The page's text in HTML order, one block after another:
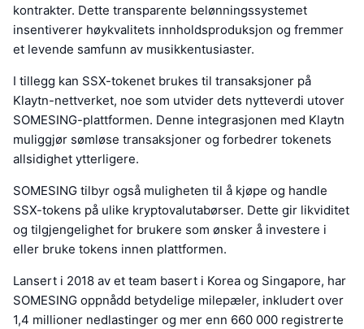
kontrakter. Dette transparente belønningssystemet
insentiverer høykvalitets innholdsproduksjon og fremmer
et levende samfunn av musikkentusiaster.
I tillegg kan SSX-tokenet brukes til transaksjoner på
Klaytn-nettverket, noe som utvider dets nytteverdi utover
SOMESING-plattformen. Denne integrasjonen med Klaytn
muliggjør sømløse transaksjoner og forbedrer tokenets
allsidighet ytterligere.
SOMESING tilbyr også muligheten til å kjøpe og handle
SSX-tokens på ulike kryptovalutabørser. Dette gir likviditet
og tilgjengelighet for brukere som ønsker å investere i
eller bruke tokens innen plattformen.
Lansert i 2018 av et team basert i Korea og Singapore, har
SOMESING oppnådd betydelige milepæler, inkludert over
1,4 millioner nedlastinger og mer enn 660 000 registrerte